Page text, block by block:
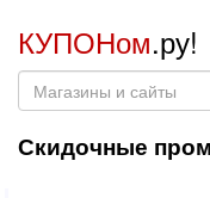
КУПОНом.ру!
Скидочные